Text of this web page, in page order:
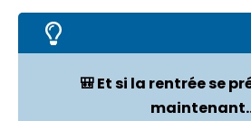
🎒 Et si la rentrée se